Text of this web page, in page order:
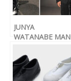
JUNYA
WATANABE MAN
Levi’s® の2026年
秋冬コラボアイテ
ムが公開